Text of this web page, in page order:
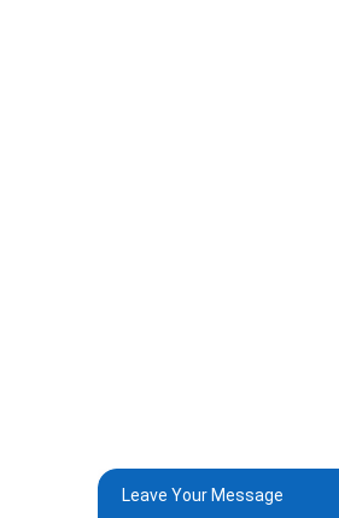
Leave Your Message